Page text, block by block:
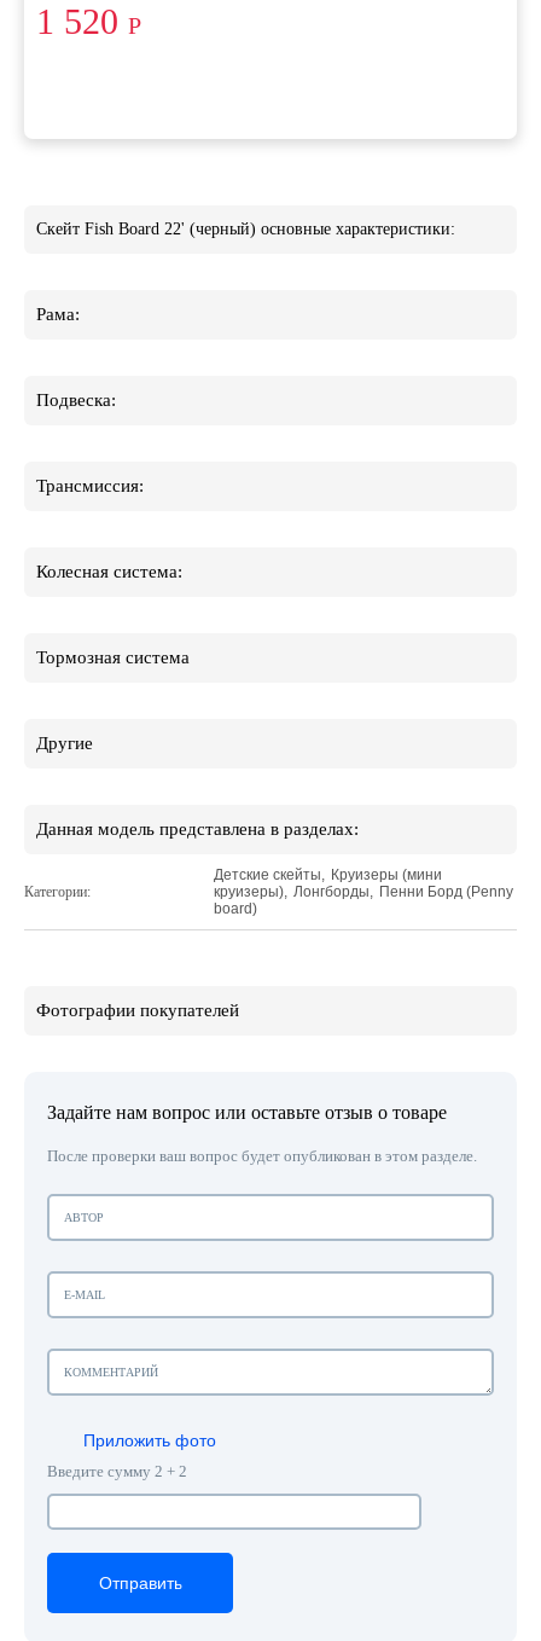
1 520 Р
Скейт Fish Board 22' (черный) основные характеристики:
Рама:
Подвеска:
Трансмиссия:
Колесная система:
Тормозная система
Другие
Данная модель представлена в разделах:
Категории:
Детские скейты, Круизеры (мини
круизеры), Лонгборды, Пенни Борд (Penny
board)
Фотографии покупателей
Задайте нам вопрос или оставьте отзыв о товаре
После проверки ваш вопрос будет опубликован в этом разделе.
Приложить фото
Введите сумму 2 + 2
Отправить
Отправить
Отправить